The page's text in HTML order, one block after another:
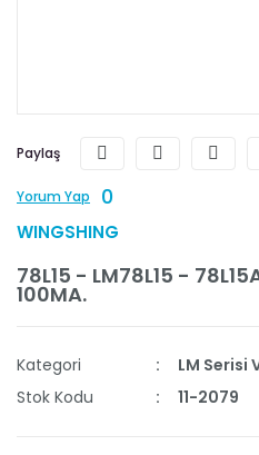
Paylaş
Yorum Yap 0
WINGSHING
78L15 - LM78L15 -
100MA.
Kategori
LM Serisi
Stok Kodu
11-2079